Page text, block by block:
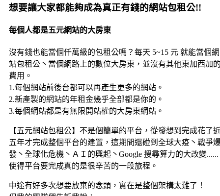
想要讓大家都能夠成為真正有錢的網站包租公!!
每個人都是五元網站的大房東
沒有錢也能當個仟萬級的包租公嗎？每天 5~15 元 就能當個網
站包租公丶當個網路上的數位大房東，並沒有其他東加西加
費用。
1.每個網站前後台都可以再產生更多的網站。
2.新產製的網站的年租金幾乎全部都是你的。
3.每個網站都是有無限開站權的大房東網站。
【五元網站包租公】不是個簡單的平台，從發想到完成花了
五年才完成整個平台的建置，這期間還碰到全球大疫丶戰爭
發丶全球化危機丶ＡＩ的興起丶Google 搜尋算力的大改變......
使得平台要完成真的是很辛苦的一段旅程。
中途有好多次想要放棄的念頭，實在是整個架構太難了！